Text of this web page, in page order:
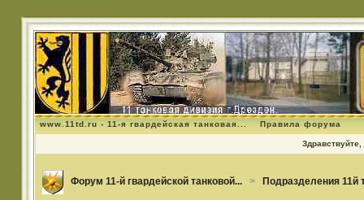
www.11td.ru - 11-я гвардейская танковая... Правила форума
Здравствуйте,
Форум 11-й гвардейской танковой... > Подразделения 11й